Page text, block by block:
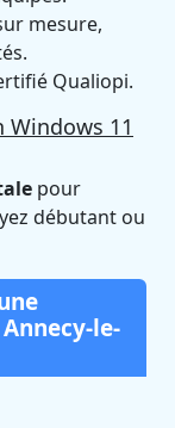
mesure,
Qualiopi.
11
pour
débutant ou
le-